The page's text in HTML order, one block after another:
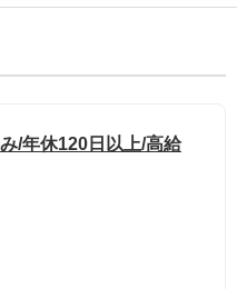
/年休120日以上/高給